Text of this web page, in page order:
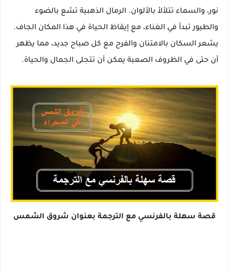
نور، والسماء تتلألأ بالألوان. الرمال الذهبية تشع بالضوء
والطيور تبدأ في الغناء، مع إيقاظ الحياة في هذا المكان الجاف.
يشعر السكان بالامتنان والفرح مع كل صباح جديد، مما يظهر
أن حتى في الظروف الصعبة يمكن أن تتجلى الجمال والحياة.
قصة سهلة بالفرنسي مع الترجمة بعنوان شروق الشمس